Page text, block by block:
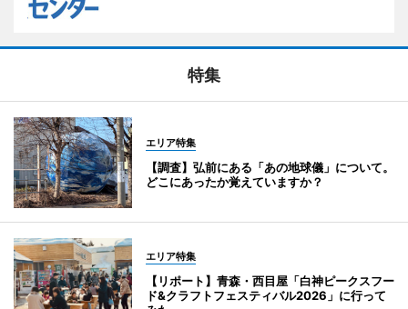
特集
エリア特集
【調査】弘前にある「あの地球儀」について。
どこにあったか覚えていますか？
エリア特集
【リポート】青森・西目屋「白神ピークスフー
ド&クラフトフェスティバル2026」に行って